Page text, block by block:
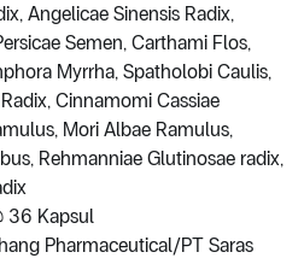
Angelicae Sinensis Radix,
Semen, Carthami Flos,
Myrrha, Spatholobi Caulis,
Cinnamomi Cassiae
Mori Albae Ramulus,
Rehmanniae Glutinosae radix,
36 Kapsul
Pharmaceutical/PT Saras